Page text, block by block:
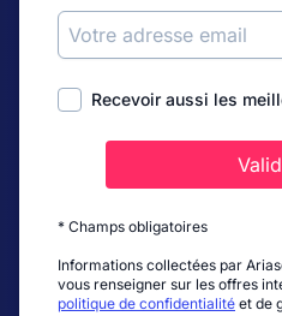
Recevoir aussi les
* Champs obligatoires
Informations collectées par
vous renseigner sur les offres
politique de confidentialité et de